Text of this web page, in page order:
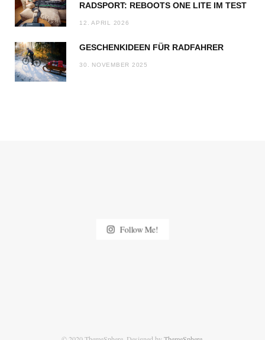
RADSPORT: REBOOTS ONE LITE IM TEST
12. APRIL 2026
GESCHENKIDEEN FÜR RADFAHRER
30. NOVEMBER 2025
Follow Me!